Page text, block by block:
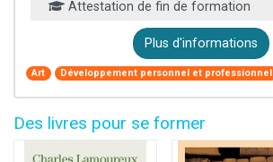
Attestation de fin de formation
Plus d'informations
Art Développement personnel et professionnel
Des livres pour se former